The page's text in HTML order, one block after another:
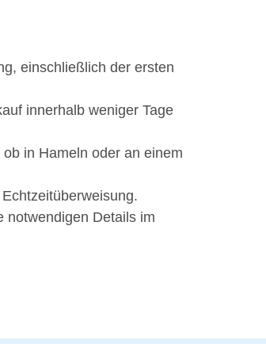
einschließlich der ersten
innerhalb weniger Tage
in Hameln oder an einem
notwendigen Details im